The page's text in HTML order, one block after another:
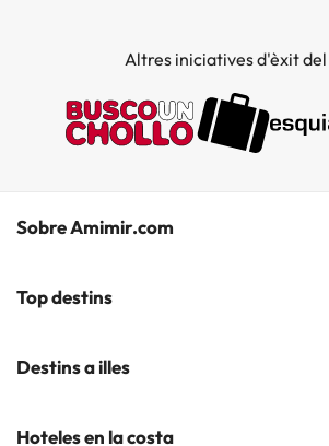
Altres iniciatives d'èxit
Sobre Amimir.com
¿Qui som?
Opinions
Top destins
Hotels a Salou
Destins a illes
Hotels a les Illes Balears
Hoteles en la costa